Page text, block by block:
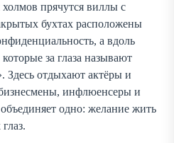
прячутся виллы с
бухтах расположены
а вдоль
за глаза называют
Здесь отдыхают актёры и
инфлюенсеры и
одно: желание жить